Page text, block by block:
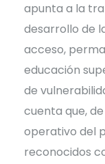
apunta a la
desarrollo de
acceso,
educación
de
cuenta que,
operativo del
reconocidos